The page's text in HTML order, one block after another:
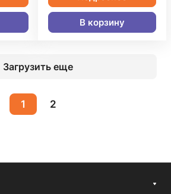
В корзину
Загрузить еще
1 2